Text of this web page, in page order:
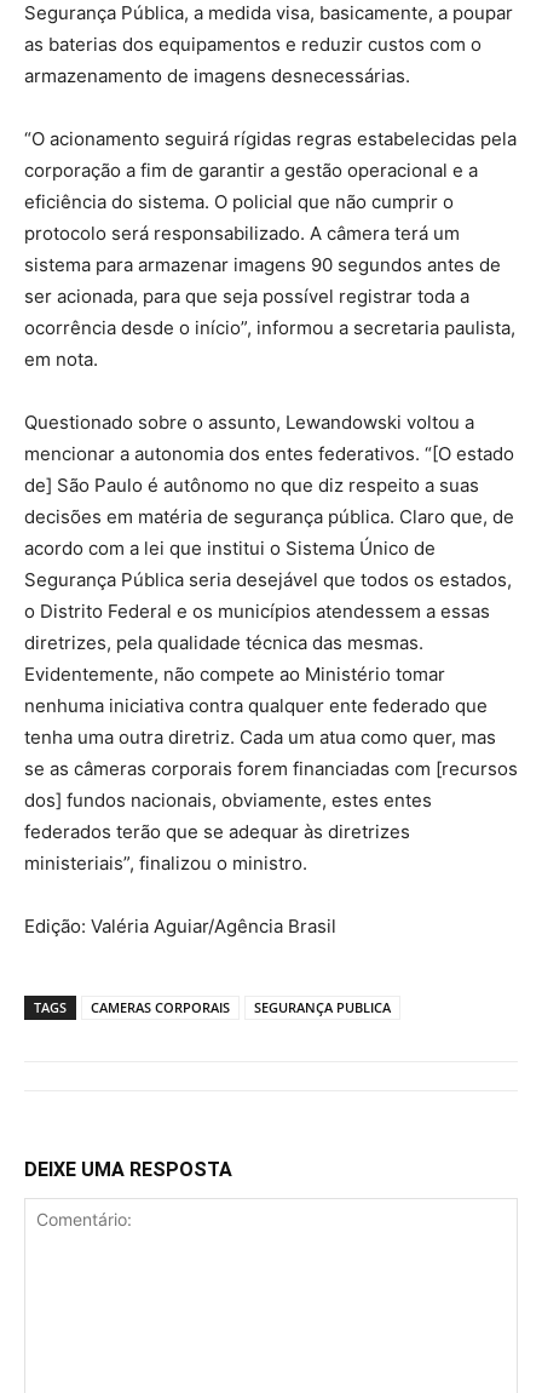
Segurança Pública, a medida visa, basicamente, a poupar
as baterias dos equipamentos e reduzir custos com o
armazenamento de imagens desnecessárias.
“O acionamento seguirá rígidas regras estabelecidas pela
corporação a fim de garantir a gestão operacional e a
eficiência do sistema. O policial que não cumprir o
protocolo será responsabilizado. A câmera terá um
sistema para armazenar imagens 90 segundos antes de
ser acionada, para que seja possível registrar toda a
ocorrência desde o início”, informou a secretaria paulista,
em nota.
Questionado sobre o assunto, Lewandowski voltou a
mencionar a autonomia dos entes federativos. “[O estado
de] São Paulo é autônomo no que diz respeito a suas
decisões em matéria de segurança pública. Claro que, de
acordo com a lei que institui o Sistema Único de
Segurança Pública seria desejável que todos os estados,
o Distrito Federal e os municípios atendessem a essas
diretrizes, pela qualidade técnica das mesmas.
Evidentemente, não compete ao Ministério tomar
nenhuma iniciativa contra qualquer ente federado que
tenha uma outra diretriz. Cada um atua como quer, mas
se as câmeras corporais forem financiadas com [recursos
dos] fundos nacionais, obviamente, estes entes
federados terão que se adequar às diretrizes
ministeriais”, finalizou o ministro.
Edição: Valéria Aguiar/Agência Brasil
TAGS CAMERAS CORPORAIS SEGURANÇA PUBLICA
DEIXE UMA RESPOSTA